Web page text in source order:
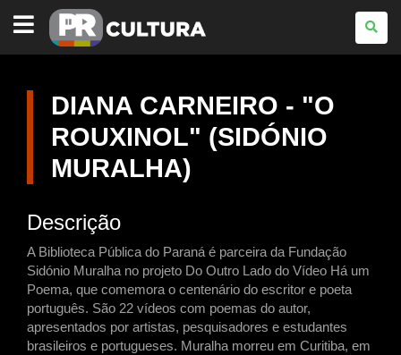
PARANÁ
CULTURA
DIANA CARNEIRO - "O
ROUXINOL" (SIDÓNIO
MURALHA)
Descrição
A Biblioteca Pública do Paraná é parceira da Fundação
Sidónio Muralha no projeto Do Outro Lado do Vídeo Há um
Poema, que comemora o centenário do escritor e poeta
português. São 22 vídeos com poemas do autor,
apresentados por artistas, pesquisadores e estudantes
brasileiros e portugueses. Muralha morreu em Curitiba, em